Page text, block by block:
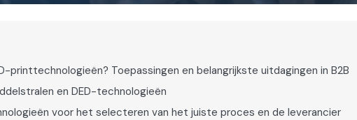
printtechnologieën? Toepassingen en belangrijkste uitdagingen in B2B
en DED-technologieën
voor het selecteren van het juiste proces en de leverancier